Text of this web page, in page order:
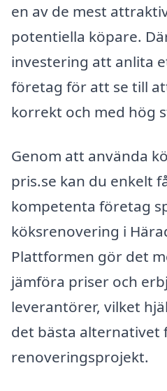
en av de mest
potentiella köpare.
investering att anlita
företag för att se till
korrekt och med hög
Genom att använda
pris.se kan du enkelt
kompetenta företag
köksrenovering i
Plattformen gör det
jämföra priser och
leverantörer, vilket
det bästa alternativet
renoveringsprojekt.